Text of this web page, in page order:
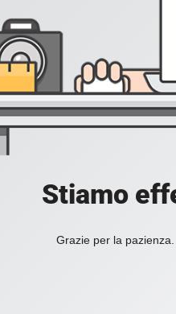
Stiamo
Grazie per la